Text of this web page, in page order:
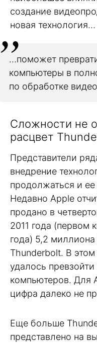
создание
новая технология…
…поможет
компьютеры в
по обработке
Сложности не
расцвет
Представители
внедрение
продолжаться и
Недавно Apple
продано в
2011 года (первом
года) 5,2
Thunderbolt. В
удалось
компьютеров. Для
цифра далеко не
Еще больше
представлено на